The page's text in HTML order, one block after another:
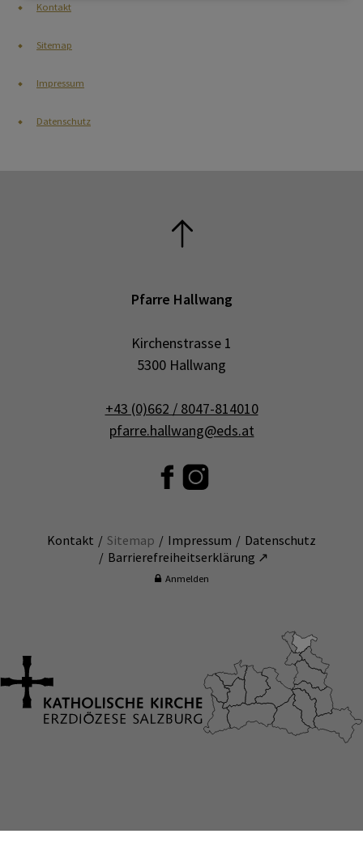
Kontakt
Sitemap
Impressum
Datenschutz
Pfarre Hallwang
Kirchenstrasse 1
5300 Hallwang
+43 (0)662 / 8047-814010
pfarre.hallwang@eds.at
Kontakt Sitemap Impressum
Datenschutz
Barrierefreiheitserklärung ↗
Anmelden